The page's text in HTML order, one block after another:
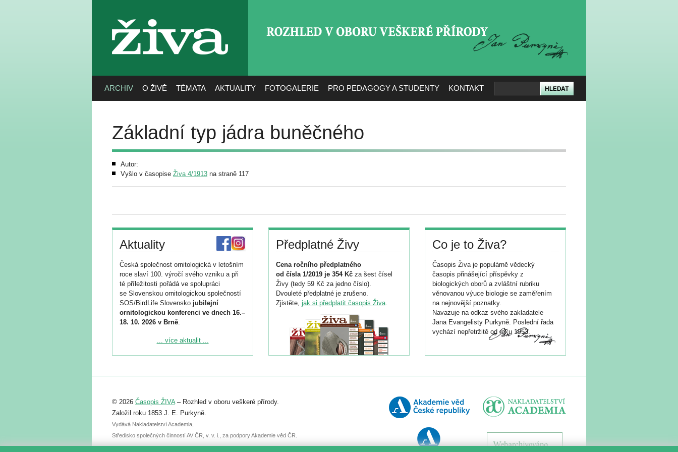
živa
ARCHIV O ŽIVĚ TÉMATA AKTUALITY FOTOGALERIE PRO PEDAGOGY A STUDENTY KONTAKT
Základní typ jádra buněčného
Autor:
Vyšlo v časopise Živa 4/1913 na straně 117
Aktuality
Česká společnost ornitologická v letošním
roce slaví 100. výročí svého vzniku a při
té příležitosti pořádá ve spolupráci
se Slovenskou ornitologickou společností
SOS/BirdLife Slovensko jubilejní
ornitologickou konferenci ve dnech 16.–
18. 10. 2026 v Brně.
Podrobnější informace ke konferenci
Registrovat se můžete do 6. září.
abstraktu přihlášené přednášky nebo
posteru je už 30. června.
... více aktualit ...
Předplatné Živy
Cena ročního předplatného
od čísla 1/2019 je 354 Kč za šest čísel
Živy (tedy 59 Kč za jedno číslo).
Dvouleté předplatné je zrušeno.
Zjistěte, jak si předplatit časopis Živa.
Co je to Živa?
Časopis Živa je populárně vědecký
časopis přinášející příspěvky z
biologických oborů a zvláštní rubriku
věnovanou výuce biologie se zaměřením
na nejnovější poznatky.
Navazuje na odkaz svého zakladatele
Jana Evangelisty Purkyně. Poslední řada
vychází nepřetržitě od roku 1953.
© 2026 Časopis ŽIVA– Rozhled v oboru veškeré přírody.
Založil roku 1853 J. E. Purkyně.
Vydává Nakladatelství Academia,
Středisko společných činností AV ČR, v. v. i., za podpory Akademie věd ČR.